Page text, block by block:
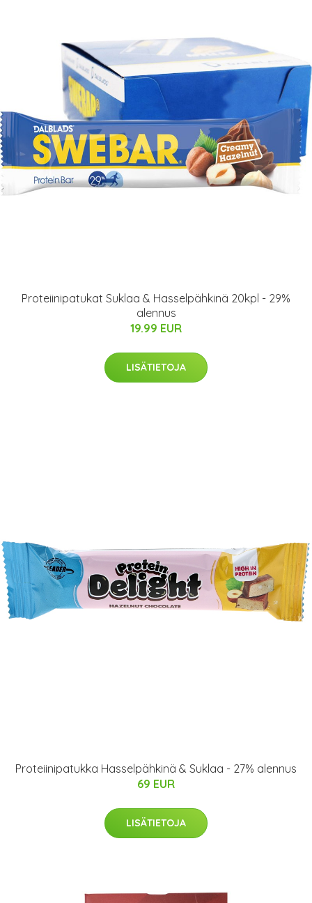
Proteiinipatukat Suklaa & Hasselpähkinä 20kpl - 29%
alennus
19.99 EUR
LISÄTIETOJA
Proteiinipatukka Hasselpähkinä & Suklaa - 27% alennus
69 EUR
LISÄTIETOJA